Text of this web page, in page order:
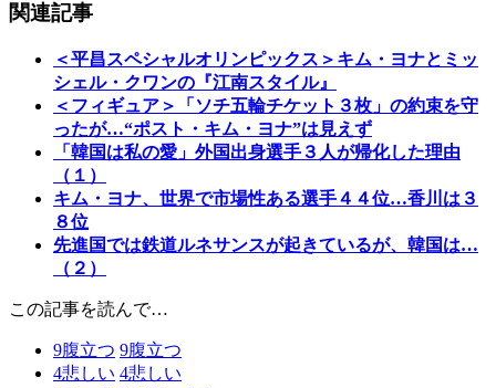
関連記事
＜平昌スペシャルオリンピックス＞キム・ヨナとミッ
シェル・クワンの『江南スタイル』
＜フィギュア＞「ソチ五輪チケット３枚」の約束を守
ったが…“ポスト・キム・ヨナ”は見えず
「韓国は私の愛」外国出身選手３人が帰化した理由
（１）
キム・ヨナ、世界で市場性ある選手４４位…香川は３
８位
先進国では鉄道ルネサンスが起きているが、韓国は…
（２）
この記事を読んで…
9腹立つ 9腹立つ
4悲しい 4悲しい